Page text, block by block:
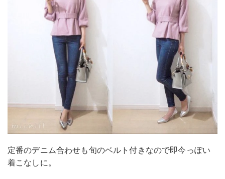
定番のデニム合わせも旬のベルト付きなので即今っぽい
着こなしに。